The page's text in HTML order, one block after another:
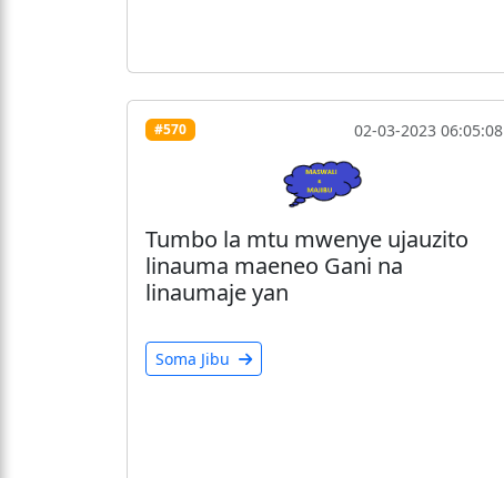
#570 02-03-2023 06:05:08
Tumbo la mtu mwenye ujauzito
linauma maeneo Gani na
linaumaje yan
Soma Jibu